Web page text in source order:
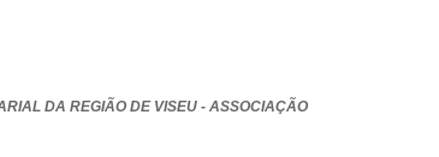
DA REGIÃO DE VISEU - ASSOCIAÇÃO